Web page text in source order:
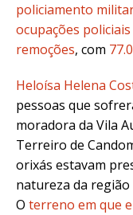
policiamento
ocupações
remoções, com
Heloísa Helena
pessoas que
moradora da Vila
Terreiro de
orixás estavam
natureza da região
O terreno em que